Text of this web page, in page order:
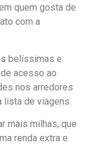
quem gosta de
com a
belíssimas e
acesso ao
nos arredores
lista de viagens.
mais milhas, que
renda extra e